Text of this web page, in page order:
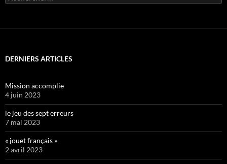
DERNIERS ARTICLES
Mission accomplie
4 juin 2023
le jeu des sept erreurs
7 mai 2023
« jouet français »
2 avril 2023